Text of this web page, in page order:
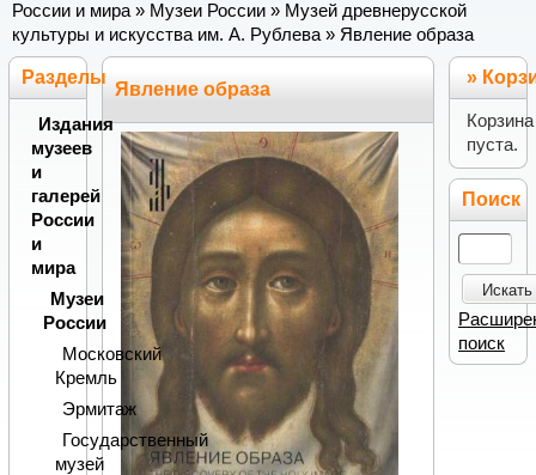
России и мира» Музеи России » Музей древнерусской
культуры и искусства им. А. Рублева» Явление образа
Явление образа
Разделы
Издания
музеев
и
галерей
России
и
мира
Музеи
России
Московский
Кремль
Эрмитаж
Государственный
музей
»
Корзина
пуста.
Поиск
Искать
поиск